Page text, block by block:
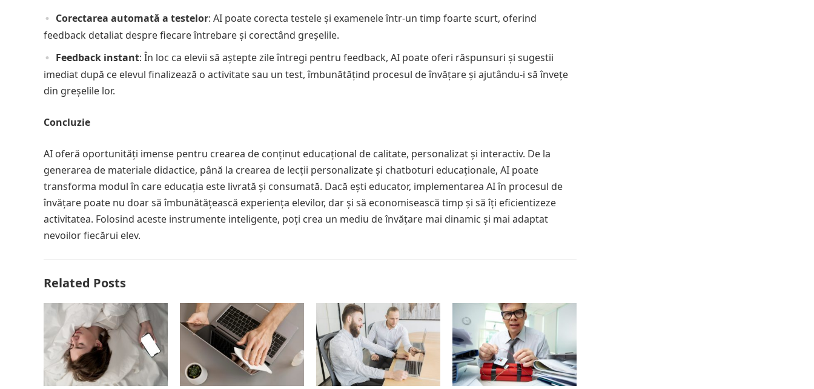
Corectarea automată a testelor: AI poate corecta testele și examenele într-un timp foarte scurt, oferind
feedback detaliat despre fiecare întrebare și corectând greșelile.
Feedback instant: În loc ca elevii să aștepte zile întregi pentru feedback, AI poate oferi răspunsuri și sugestii
imediat după ce elevul finalizează o activitate sau un test, îmbunătățind procesul de învățare și ajutându-i să învețe
din greșelile lor.
Concluzie
AI oferă oportunități imense pentru crearea de conținut educațional de calitate, personalizat și interactiv. De la
generarea de materiale didactice, până la crearea de lecții personalizate și chatboturi educaționale, AI poate
transforma modul în care educația este livrată și consumată. Dacă ești educator, implementarea AI în procesul de
învățare poate nu doar să îmbunătățească experiența elevilor, dar și să economisească timp și să îți eficientizeze
activitatea. Folosind aceste instrumente inteligente, poți crea un mediu de învățare mai dinamic și mai adaptat
nevoilor fiecărui elev.
Related Posts